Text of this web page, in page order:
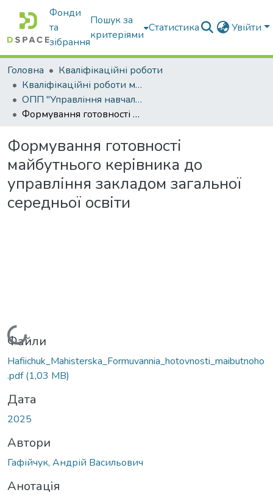
Фонди
та
зібрання
Пошук за
критеріями
Статистика Увійти
Головна
Кваліфікаційні роботи
Кваліфікаційні роботи магістрів
ОПП "Управління навчальним закладом"
Формування готовності майбутнього керівника до управління закладом загальної середньої освіти
Формування готовності
майбутнього керівника до
управління закладом загальної
середньої освіти
Вантажиться...
Файли
Hafiichuk_Mahisterska_Formuvannia_hotovnosti_maibutnoho
.pdf(1,03 MB)
Дата
2025
Автори
Гафійчук, Андрій Васильович
Анотація